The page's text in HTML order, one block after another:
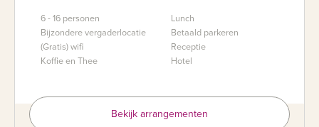
6 - 16 personen
Bijzondere vergaderlocatie
(Gratis) wifi
Koffie en Thee
Lunch
Betaald parkeren
Receptie
Hotel
Bekijk arrangementen